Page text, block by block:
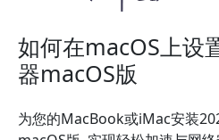
如何在macOS上设
器macOS版
为您的MacBook或iMac安装